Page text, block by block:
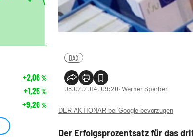
DAX
08.02.2014, 09:20‧ Werner Sperber
DER AKTIONÄR bei Google bevorzugen
Der Erfolgsprozentsatz für das
+2,06%
+1,25%
+9,26%